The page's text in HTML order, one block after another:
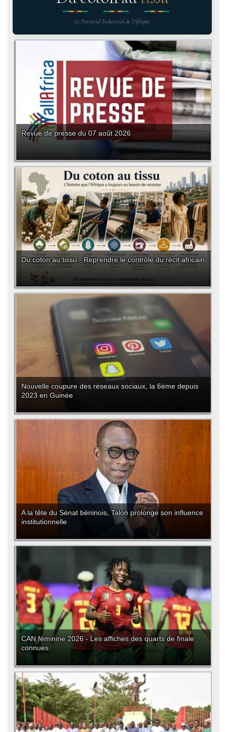
Le Potentiel Industriel de l'Afrique
Revue de presse du 07 août 2026
Du coton au tissu - Reprendre le contrôle du récit africain
Nouvelle coupure des réseaux sociaux, la 6ème depuis
2023 en Guinée
A la tête du Sénat béninois, Talon prolonge son influence
institutionnelle
CAN féminine 2026 - Les affiches des quarts de finale
connues